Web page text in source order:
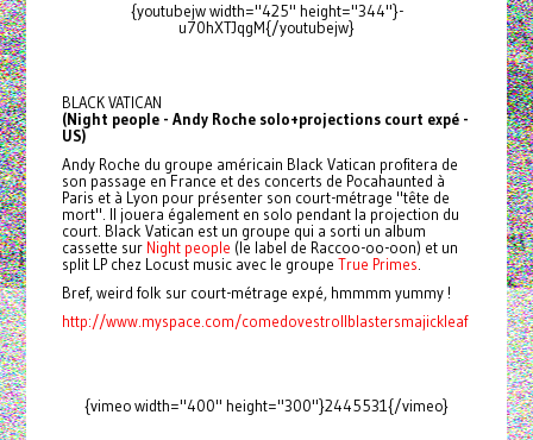
{youtubejw width="425" height="344"}-
u70hXTJqgM{/youtubejw}
BLACK VATICAN
(Night people - Andy Roche solo+projections court expé -
US)
Andy Roche du groupe américain Black Vatican profitera de
son passage en France et des concerts de Pocahaunted à
Paris et à Lyon pour présenter son court-métrage "tête de
mort". Il jouera également en solo pendant la projection du
court. Black Vatican est un groupe qui a sorti un album
cassette sur Night people (le label de Raccoo-oo-oon) et un
split LP chez Locust music avec le groupe True Primes.
Bref, weird folk sur court-métrage expé, hmmmm yummy !
http://www.myspace.com/comedovestrollblastersmajickleaf
{vimeo width="400" height="300"}2445531{/vimeo}